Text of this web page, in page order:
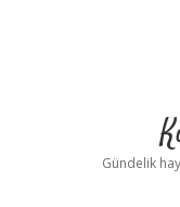
Gündelik